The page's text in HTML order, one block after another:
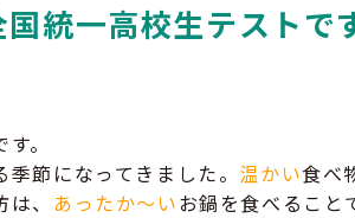
統一高校生テストです
。
節になってきました。 温かい食べ
、 あったか～いお鍋を食べること